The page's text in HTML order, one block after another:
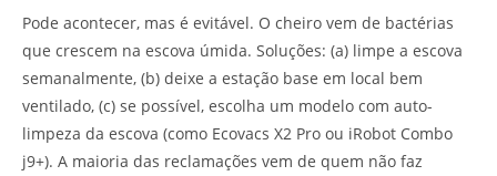
Pode acontecer, mas é evitável. O cheiro vem de bactérias
que crescem na escova úmida. Soluções: (a) limpe a escova
semanalmente, (b) deixe a estação base em local bem
ventilado, (c) se possível, escolha um modelo com auto-
limpeza da escova (como Ecovacs X2 Pro ou iRobot Combo
j9+). A maioria das reclamações vem de quem não faz